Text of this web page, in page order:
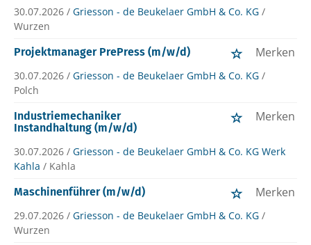
30.07.2026 / Griesson - de Beukelaer GmbH & Co. KG /
Wurzen
Projektmanager PrePress (m/w/d)
Merken
30.07.2026 / Griesson - de Beukelaer GmbH & Co. KG /
Polch
Industriemechaniker
Instandhaltung (m/w/d)
Merken
30.07.2026 / Griesson - de Beukelaer GmbH & Co. KG Werk
Kahla / Kahla
Maschinenführer (m/w/d)
Merken
29.07.2026 / Griesson - de Beukelaer GmbH & Co. KG /
Wurzen